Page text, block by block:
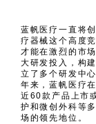
蓝帆医疗一直将
疗器械这个高度
才能在激烈的市
大研发投入，构
立了多个研发中
年来，蓝帆医疗
近60款产品上市
护和微创外科等
场的领先地位。